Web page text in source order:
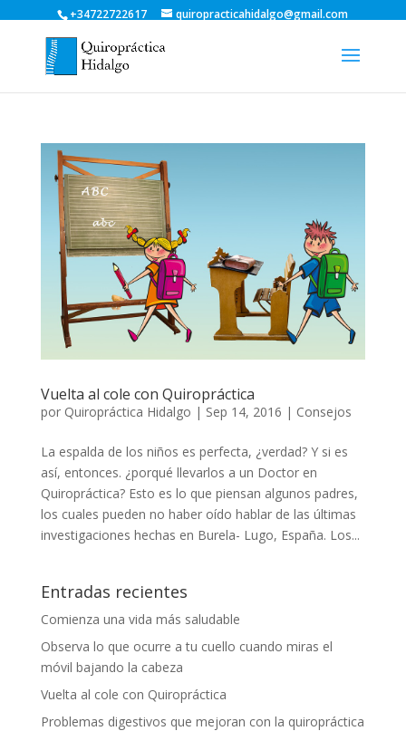
+34722722617 quiropracticahidalgo@gmail.com
Vuelta al cole con Quiropráctica
por Quiropráctica Hidalgo | Sep 14, 2016 | Consejos
La espalda de los niños es perfecta, ¿verdad? Y si es
así, entonces. ¿porqué llevarlos a un Doctor en
Quiropráctica? Esto es lo que piensan algunos padres,
los cuales pueden no haber oído hablar de las últimas
investigaciones hechas en Burela- Lugo, España. Los...
Entradas recientes
Comienza una vida más saludable
Observa lo que ocurre a tu cuello cuando miras el
móvil bajando la cabeza
Vuelta al cole con Quiropráctica
Problemas digestivos que mejoran con la quiropráctica